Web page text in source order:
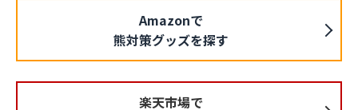
Amazonで
熊対策グッズを探す
楽天市場で